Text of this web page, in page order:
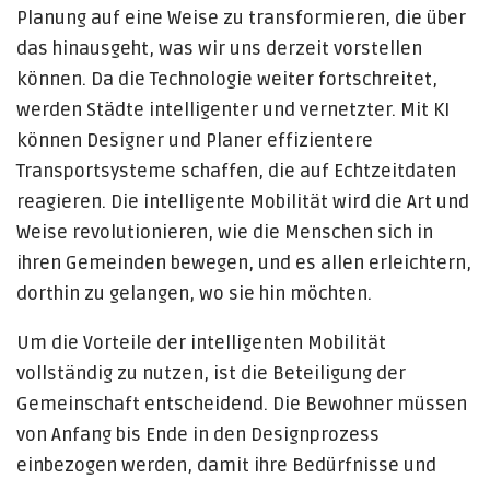
Planung auf eine Weise zu transformieren, die über
das hinausgeht, was wir uns derzeit vorstellen
können. Da die Technologie weiter fortschreitet,
werden Städte intelligenter und vernetzter. Mit KI
können Designer und Planer effizientere
Transportsysteme schaffen, die auf Echtzeitdaten
reagieren. Die intelligente Mobilität wird die Art und
Weise revolutionieren, wie die Menschen sich in
ihren Gemeinden bewegen, und es allen erleichtern,
dorthin zu gelangen, wo sie hin möchten.
Um die Vorteile der intelligenten Mobilität
vollständig zu nutzen, ist die Beteiligung der
Gemeinschaft entscheidend. Die Bewohner müssen
von Anfang bis Ende in den Designprozess
einbezogen werden, damit ihre Bedürfnisse und